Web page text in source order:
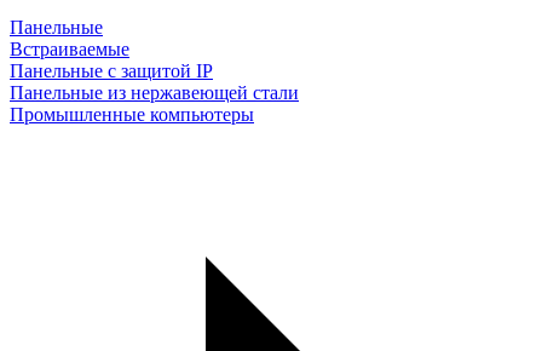
Панельные
Встраиваемые
Панельные с защитой IP
Панельные из нержавеющей стали
Промышленные компьютеры